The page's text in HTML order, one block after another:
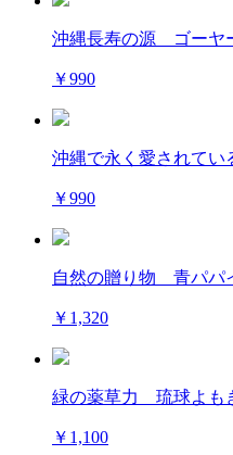
沖縄長寿の源 ゴーヤ
￥990
沖縄で永く愛されて
￥990
自然の贈り物 青パパ
￥1,320
緑の薬草力 琉球よも
￥1,100